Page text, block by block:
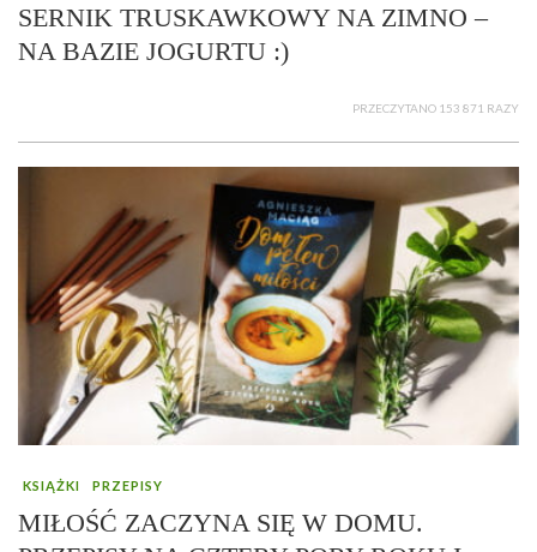
SERNIK TRUSKAWKOWY NA ZIMNO –
NA BAZIE JOGURTU :)
PRZECZYTANO 153 871 RAZY
KSIĄŻKI PRZEPISY
MIŁOŚĆ ZACZYNA SIĘ W DOMU.